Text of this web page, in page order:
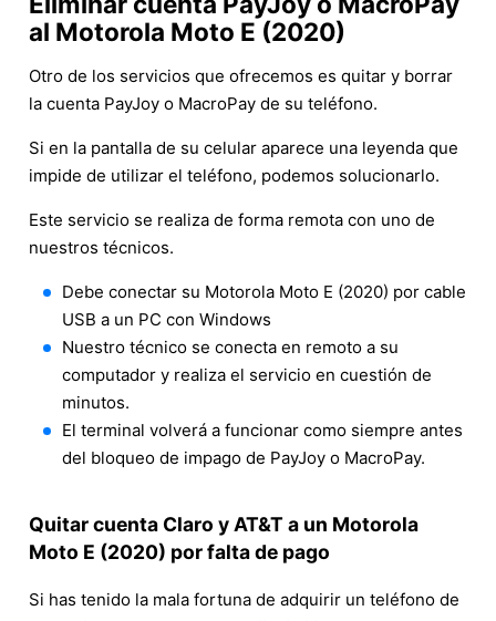
al Motorola Moto E (2020)
Otro de los servicios que ofrecemos es quitar y borrar
la cuenta PayJoy o MacroPay de su teléfono.
Si en la pantalla de su celular aparece una leyenda que
impide de utilizar el teléfono, podemos solucionarlo.
Este servicio se realiza de forma remota con uno de
nuestros técnicos.
Debe conectar su Motorola Moto E (2020) por cable
USB a un PC con Windows
Nuestro técnico se conecta en remoto a su
computador y realiza el servicio en cuestión de
minutos.
El terminal volverá a funcionar como siempre antes
del bloqueo de impago de PayJoy o MacroPay.
Quitar cuenta Claro y AT&T a un Motorola
Moto E (2020) por falta de pago
Si has tenido la mala fortuna de adquirir un teléfono de